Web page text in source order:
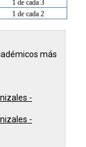
1 de cada 3
1 de cada 2
más
-
-